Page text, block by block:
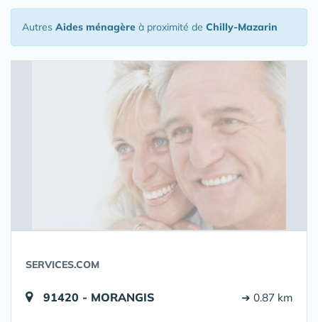
Autres Aides ménagère à proximité de Chilly-Mazarin
SERVICES.COM
91420 - MORANGIS ➔ 0.87 km